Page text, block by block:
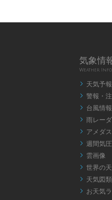
気象情
Weather
 天気予報
 警報・
 台風情報
 雨レー
 アメダス
 週間気
 雲画像
 世界の
 天気図類
 お天気